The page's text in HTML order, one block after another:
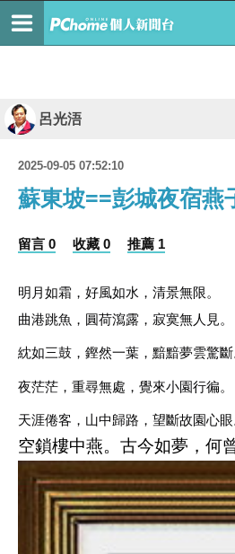
呂光浯
2025-09-05 07:52:10
蘇東坡==彭城夜宿燕
留言 0 收藏 0 推薦 1
明月如霜，好風如水，清景無限。
曲港跳魚，圓荷瀉露，寂寞無人見。
紞如三鼓，鏗然一葉，黯黯夢雲驚斷
夜茫茫，重尋無處，覺來小園行
天涯倦客，山中歸路，望斷故園心
空鎖樓中燕。古今如夢，何